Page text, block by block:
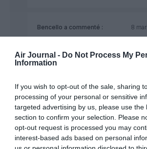
Air Journal - Do Not Process My
Information
If you wish to opt-out of the sale, sharing
processing of your personal or sensitive
targeted advertising by us, please use the
section to confirm your selection. Please
opt-out request is processed you may
interest-based ads based on personal
Bencello a commenté :
8
+1
Si le pays de déroutement est
Après la Bulgarie, suivait la Turquie,
Pakistan…